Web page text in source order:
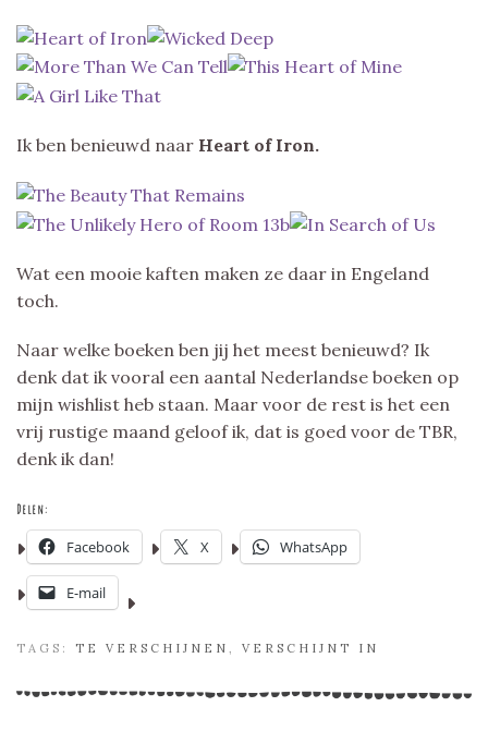
Ik ben benieuwd naar Heart of Iron.
Wat een mooie kaften maken ze daar in Engeland
toch.
Naar welke boeken ben jij het meest benieuwd? Ik
denk dat ik vooral een aantal Nederlandse boeken op
mijn wishlist heb staan. Maar voor de rest is het een
vrij rustige maand geloof ik, dat is goed voor de TBR,
denk ik dan!
Delen:
Facebook X WhatsApp
E-mail
TAGS: TE VERSCHIJNEN VERSCHIJNT IN